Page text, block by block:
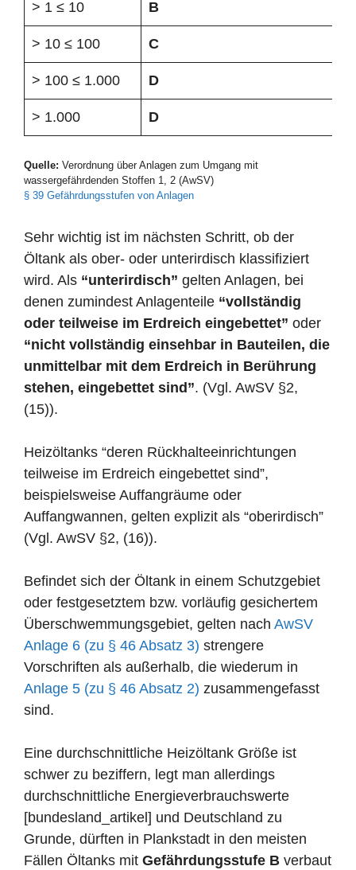
> 1 ≤ 10 B
> 10 ≤ 100 C
> 100 ≤ 1.000 D
> 1.000 D
Quelle: Verordnung über Anlagen zum Umgang mit
wassergefährdenden Stoffen 1, 2 (AwSV)
§ 39 Gefährdungsstufen von Anlagen
Sehr wichtig ist im nächsten Schritt, ob der
Öltank als ober- oder unterirdisch klassifiziert
wird. Als “unterirdisch” gelten Anlagen, bei
denen zumindest Anlagenteile “vollständig
oder teilweise im Erdreich eingebettet” oder
“nicht vollständig einsehbar in Bauteilen, die
unmittelbar mit dem Erdreich in Berührung
stehen, eingebettet sind”. (Vgl. AwSV §2,
(15)).
Heizöltanks “deren Rückhalteeinrichtungen
teilweise im Erdreich eingebettet sind”,
beispielsweise Auffangräume oder
Auffangwannen, gelten explizit als “oberirdisch”
(Vgl. AwSV §2, (16)).
Befindet sich der Öltank in einem Schutzgebiet
oder festgesetztem bzw. vorläufig gesichertem
Überschwemmungsgebiet, gelten nach AwSV
Anlage 6 (zu § 46 Absatz 3) strengere
Vorschriften als außerhalb, die wiederum in
Anlage 5 (zu § 46 Absatz 2) zusammengefasst
sind.
Eine durchschnittliche Heizöltank Größe ist
schwer zu beziffern, legt man allerdings
durchschnittliche Energieverbrauchswerte
[bundesland_artikel] und Deutschland zu
Grunde, dürften in Plankstadt in den meisten
Fällen Öltanks mit Gefährdungsstufe B verbaut